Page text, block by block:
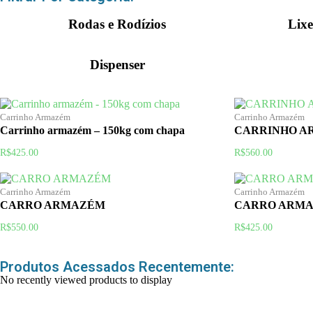
Rodas e Rodízios
Dispenser
Carrinho Armazém
Carrinho armazém – 150kg com chapa
R$425.00
Carrinho Armazém
CARRINHO
R$560.00
Carrinho Armazém
CARRO ARMAZÉM
R$550.00
Carrinho Armazém
CARRO
R$425.00
Produtos Acessados Recentemente:
No recently viewed products to display